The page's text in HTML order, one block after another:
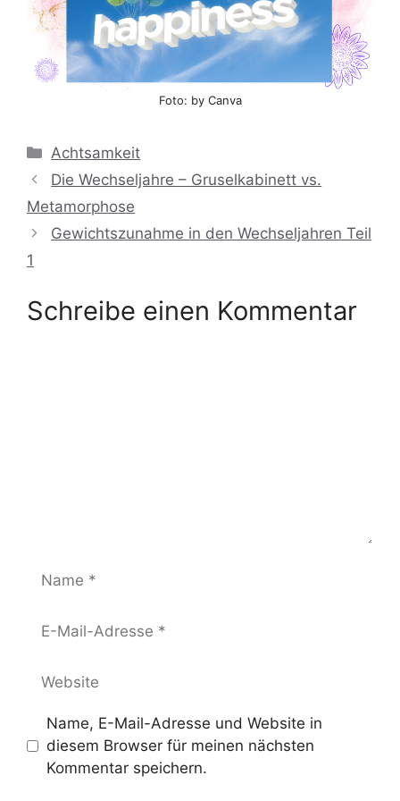
Foto: by Canva
Kategorien
Achtsamkeit
Die Wechseljahre – Gruselkabinett vs.
Metamorphose
Gewichtszunahme in den Wechseljahren Teil
1
Schreibe einen Kommentar
Name
Website
Name, E-Mail-Adresse und Website in
diesem Browser für meinen nächsten
Kommentar speichern.